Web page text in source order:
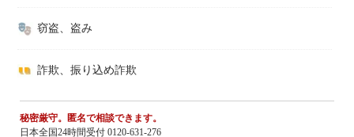
窃盗、盗み
詐欺、振り込め詐欺
秘密厳守。匿名で相談できます。
日本全国24時間受付 0120-631-276